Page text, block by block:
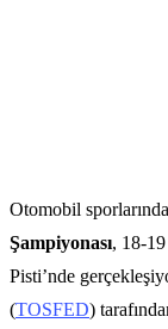
Otomobil
Şampiyonası, 18-
Pisti’nde
(TOSFED)